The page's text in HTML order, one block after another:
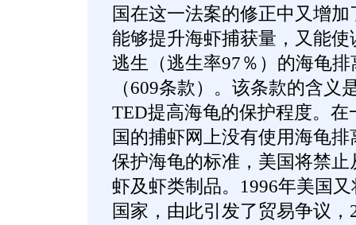
国在这一法案的修正中又增
能够提升海虾捕获量，又能
逃生（逃生率97％）的海龟
（609条款）。该条款的含义
TED提高海龟的保护程度。
国的捕虾网上没有使用海龟
保护海龟的标准，美国将禁
虾及虾类制品。1996年美国
国家，由此引发了贸易争议